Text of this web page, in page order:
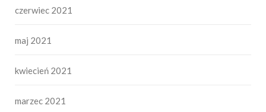
czerwiec 2021
maj 2021
kwiecień 2021
marzec 2021